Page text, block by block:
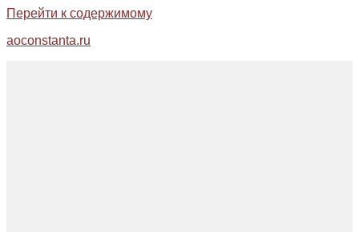
Перейти к содержимому
aoconstanta.ru